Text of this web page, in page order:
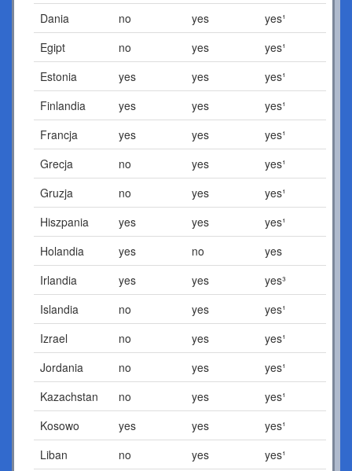
Dania
no yes
yes¹
Egipt
no yes
yes¹
Estonia
yes yes
yes¹
Finlandia
yes yes
yes¹
Francja
yes yes
yes¹
Grecja
no yes
yes¹
Gruzja
no yes
yes¹
Hiszpania
yes yes
yes¹
Holandia
yes no
yes
Irlandia
yes yes
yes³
Islandia
no yes
yes¹
Izrael
no yes
yes¹
Jordania
no yes
yes¹
Kazachstan
no yes
yes¹
Kosowo
yes yes
yes¹
Liban
no yes
yes¹